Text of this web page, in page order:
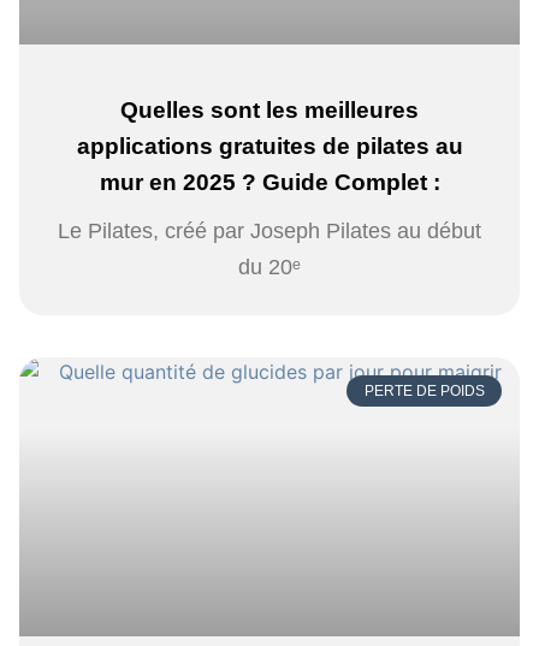
Quelles sont les meilleures
applications gratuites de pilates au
mur en 2025 ? Guide Complet :
Le Pilates, créé par Joseph Pilates au début
du 20ᵉ
PERTE DE POIDS